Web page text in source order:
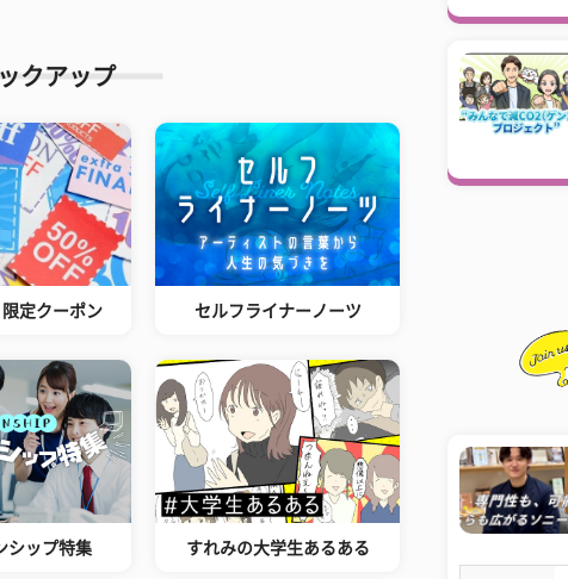
クアップ
定クーポン セルフライナーノーツ
シップ特集 すれみの大学生あるある